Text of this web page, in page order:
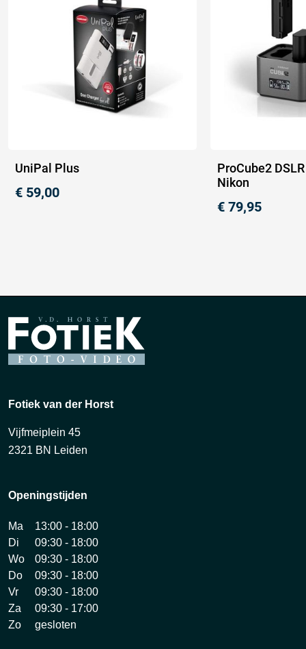
UniPal Plus
€ 59,00
ProCube2
Nikon
€ 79,95
Fotiek van der Horst
Vijfmeiplein 45
2321 BN Leiden
Openingstijden
Ma
13:00 - 18:00
Di
09:30 - 18:00
Wo
09:30 - 18:00
Do
09:30 - 18:00
Vr
09:30 - 18:00
Za
09:30 - 17:00
Zo
gesloten